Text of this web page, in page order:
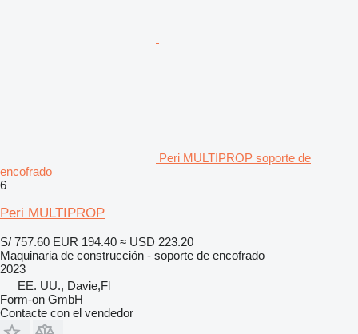
Peri MULTIPROP soporte de
encofrado
6
Peri MULTIPROP
S/ 757.60 EUR 194.40 ≈ USD 223.20
Maquinaria de construcción - soporte de encofrado
2023
EE. UU., Davie,Fl
Form-on GmbH
Contacte con el vendedor